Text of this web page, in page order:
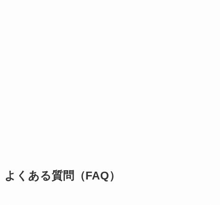
よくある質問（FAQ）